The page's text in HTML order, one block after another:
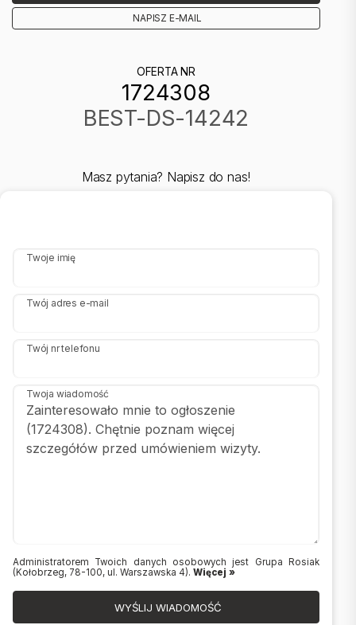
NAPISZ E-MAIL
OFERTA NR
1724308
BEST-DS-14242
Masz pytania? Napisz do nas!
Twoje imię
Twój adres e-mail
Twój nr telefonu
Twoja wiadomość
Administratorem Twoich danych osobowych jest Grupa Rosiak
(Kołobrzeg, 78-100, ul. Warszawska 4). Więcej »
WYŚLIJ WIADOMOŚĆ